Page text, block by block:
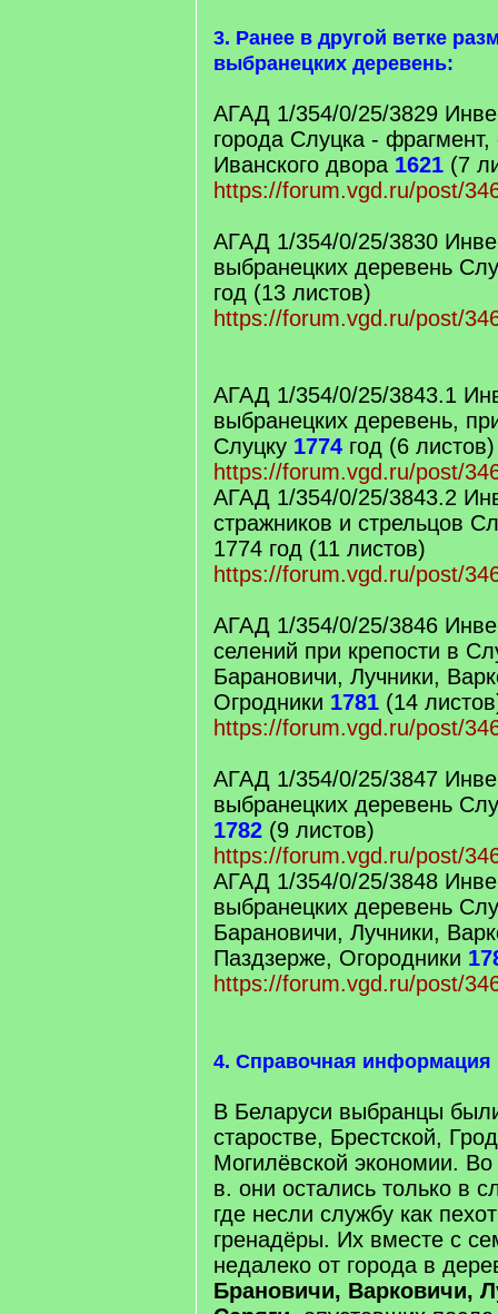
3. Ранее в другой ветке
выбранецких деревень:
АГАД 1/354/0/25/3829
города Слуцка -
Иванского двора 1621 (7
https://forum.vgd.ru/post/
АГАД 1/354/0/25/3830
выбранецких деревень
год (13 листов)
https://forum.vgd.ru/post/
АГАД 1/354/0/25/3843.1
выбранецких деревень,
Слуцку 1774 год (6 листов)
https://forum.vgd.ru/post/
АГАД 1/354/0/25/3843.2
стражников и стрельцов
1774 год (11 листов)
https://forum.vgd.ru/post/
АГАД 1/354/0/25/3846
селений при крепости в
Барановичи, Лучники,
Огродники 1781 (14
https://forum.vgd.ru/post/
АГАД 1/354/0/25/3847
выбранецких деревень
1782 (9 листов)
https://forum.vgd.ru/post/
АГАД 1/354/0/25/3848
выбранецких деревень
Барановичи, Лучники,
Паздзерже, Огородники
https://forum.vgd.ru/post/
4. Справочная информация
В Беларуси выбранцы
старостве, Брестской,
Могилёвской экономии.
в. они остались только в
где несли службу как
гренадёры. Их вместе с
недалеко от города в
Брановичи, Варковичи,